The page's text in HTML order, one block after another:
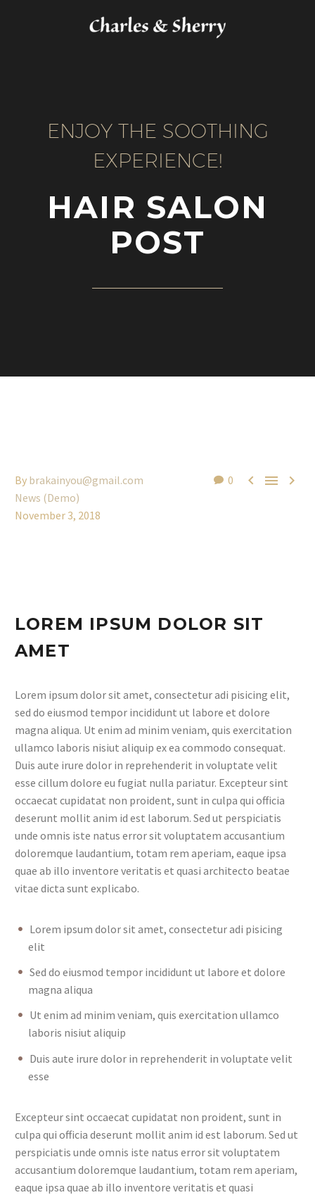
ENJOY THE SOOTHING
EXPERIENCE!
HAIR SALON
POST
0   
By brakainyou@gmail.com
News (Demo)
November 3, 2018
LOREM IPSUM DOLOR SIT
AMET
Lorem ipsum dolor sit amet, consectetur adi pisicing elit,
sed do eiusmod tempor incididunt ut labore et dolore
magna aliqua. Ut enim ad minim veniam, quis exercitation
ullamco laboris nisiut aliquip ex ea commodo consequat.
Duis aute irure dolor in reprehenderit in voluptate velit
esse cillum dolore eu fugiat nulla pariatur. Excepteur sint
occaecat cupidatat non proident, sunt in culpa qui officia
deserunt mollit anim id est laborum. Sed ut perspiciatis
unde omnis iste natus error sit voluptatem accusantium
doloremque laudantium, totam rem aperiam, eaque ipsa
quae ab illo inventore veritatis et quasi architecto beatae
vitae dicta sunt explicabo.
Lorem ipsum dolor sit amet, consectetur adi pisicing
elit
Sed do eiusmod tempor incididunt ut labore et dolore
magna aliqua
Ut enim ad minim veniam, quis exercitation ullamco
laboris nisiut aliquip
Duis aute irure dolor in reprehenderit in voluptate velit
esse
Excepteur sint occaecat cupidatat non proident, sunt in
culpa qui officia deserunt mollit anim id est laborum. Sed ut
perspiciatis unde omnis iste natus error sit voluptatem
accusantium doloremque laudantium, totam rem aperiam,
eaque ipsa quae ab illo inventore veritatis et quasi